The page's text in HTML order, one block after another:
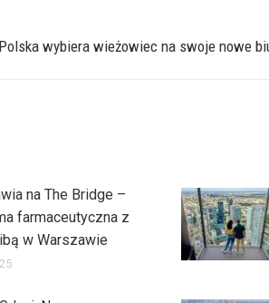
wybiera wieżowiec na swoje nowe
na The Bridge –
farmaceutyczna z
w Warszawie